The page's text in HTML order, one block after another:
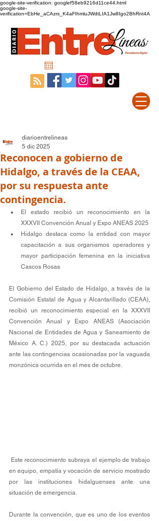
google-site-verification: googlef58eb9216d11ce44.html
google-site-
verification=EbHe_aCAzrs_K4aFIhmluJWdtLIA1Jw8Igo2BhRnt4A
Reconocen a gobierno de
Hidalgo, a través de la CEAA,
por su respuesta ante
contingencia.
diarioentrelineas
5 dic 2025
El estado recibió un reconocimiento en la
XXXVII Convención Anual y Expo ANEAS 2025
Hidalgo destaca como la entidad con mayor
capacitación a sus organismos operadores y
mayor participación femenina en la iniciativa
Cascos Rosas
El Gobierno del Estado de Hidalgo, a través de la
Comisión Estatal de Agua y Alcantarillado (CEAA),
recibió un reconocimiento especial en la XXXVII
Convención Anual y Expo ANEAS (Asociación
Nacional de Entidades de Agua y Saneamiento de
México A. C.) 2025, por su destacada actuación
ante las contingencias ocasionadas por la vaguada
monzónica ocurrida en el mes de octubre.
Este reconocimiento subraya el ejemplo de trabajo
en equipo, empatía y vocación de servicio mostrado
por las instituciones hidalguenses ante una
situación de emergencia.
Durante la convención, que es uno de los eventos